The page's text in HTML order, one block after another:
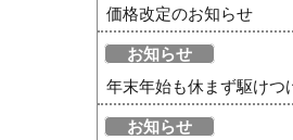
価格改定のお知らせ
お知らせ
年末年始も休まず駆けつ
お知らせ